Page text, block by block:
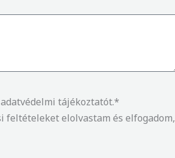
tájékoztatót.*
feltételeket elolvastam és elfogadom,